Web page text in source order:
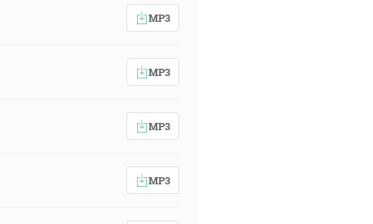
MP3
MP3
MP3
MP3